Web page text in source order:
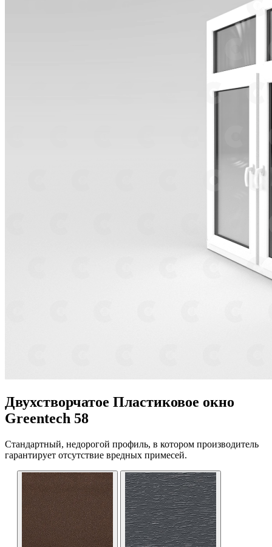
Двухстворчатое Пластиковое окно
Greentech 58
Стандартный, недорогой профиль, в котором производитель
гарантирует отсутствие вредных примесей.